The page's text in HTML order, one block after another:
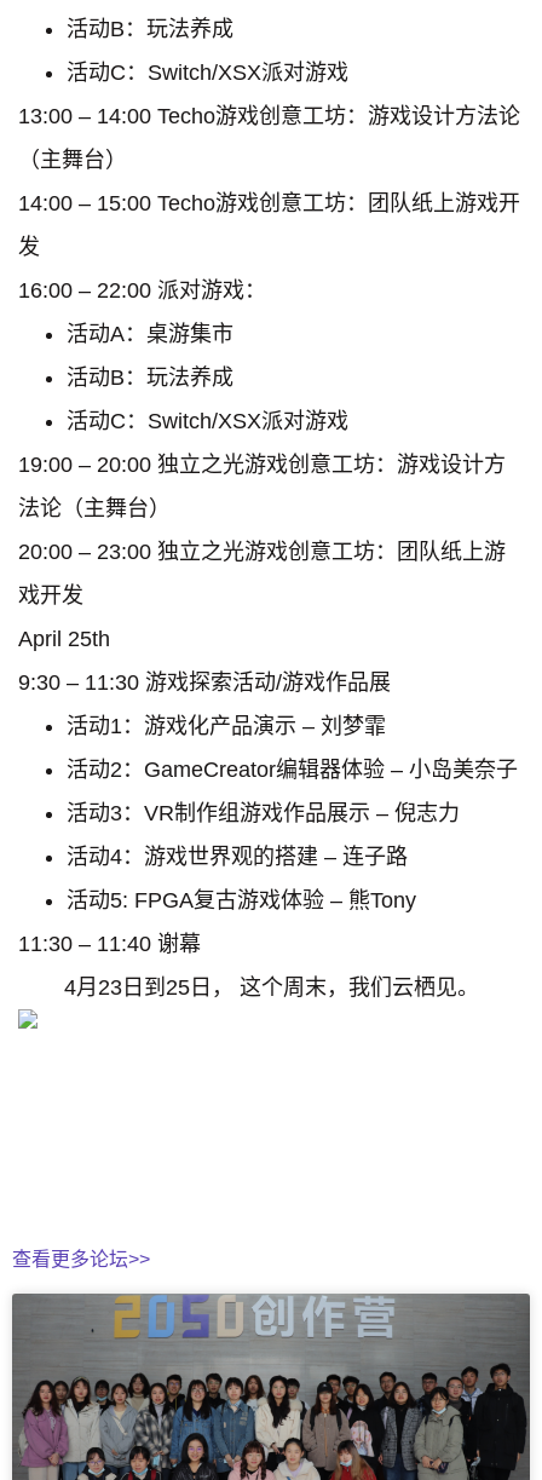
活动B：玩法养成
活动C：Switch/XSX派对游戏
13:00 – 14:00 Techo游戏创意工坊：游戏设计方法论
（主舞台）
14:00 – 15:00 Techo游戏创意工坊：团队纸上游戏开
发
16:00 – 22:00 派对游戏：
活动A：桌游集市
活动B：玩法养成
活动C：Switch/XSX派对游戏
19:00 – 20:00 独立之光游戏创意工坊：游戏设计方
法论（主舞台）
20:00 – 23:00 独立之光游戏创意工坊：团队纸上游
戏开发
April 25th
9:30 – 11:30 游戏探索活动/游戏作品展
活动1：游戏化产品演示 – 刘梦霏
活动2：GameCreator编辑器体验 – 小岛美奈子
活动3：VR制作组游戏作品展示 – 倪志力
活动4：游戏世界观的搭建 – 连子路
活动5: FPGA复古游戏体验 – 熊Tony
11:30 – 11:40 谢幕
4月23日到25日， 这个周末，我们云栖见。
查看更多论坛>>